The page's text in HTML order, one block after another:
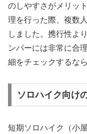
のしやすさがメリッ
理を行った際、複数
しました。携行性よ
ンパーには非常に合
細をチェックするな
ソロハイク向け
短期ソロハイク（小